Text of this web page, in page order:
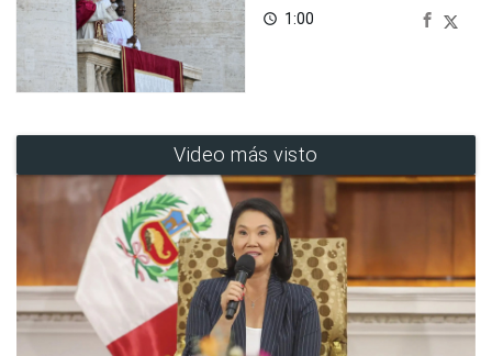
access_time 1:00
Video más visto